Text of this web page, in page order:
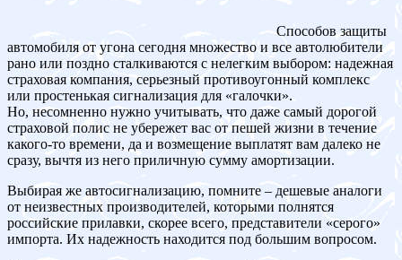
Способов защиты
автомобиля от угона сегодня множество и все автолюбители
рано или поздно сталкиваются с нелегким выбором: надежная
страховая компания, серьезный противоугонный комплекс
или простенькая сигнализация для «галочки».
Но, несомненно нужно учитывать, что даже самый дорогой
страховой полис не убережет вас от пешей жизни в течение
какого-то времени, да и возмещение выплатят вам далеко не
сразу, вычтя из него приличную сумму амортизации.
Выбирая же автосигнализацию, помните – дешевые аналоги
от неизвестных производителей, которыми полнятся
российские прилавки, скорее всего, представители «серого»
импорта. Их надежность находится под большим вопросом.